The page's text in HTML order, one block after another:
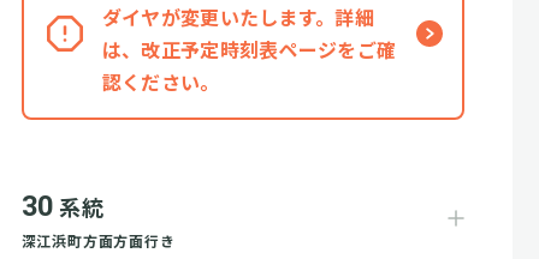
ダイヤが変更いたします。詳細
は、改正予定時刻表ページをご確
認ください。
30 系統
深江浜町方面方面行き